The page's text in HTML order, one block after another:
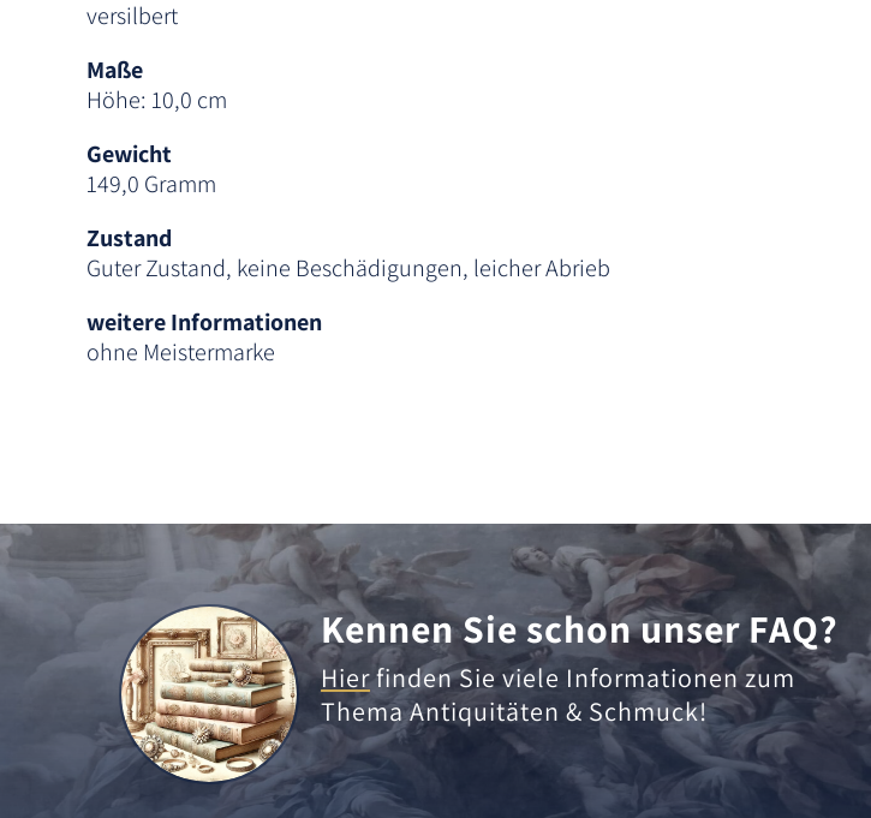
versilbert
Maße
Höhe: 10,0 cm
Gewicht
149,0 Gramm
Zustand
Guter Zustand, keine Beschädigungen, leicher Abrieb
weitere Informationen
ohne Meistermarke
Kennen Sie schon unser FAQ?
Hierfinden Sie viele Informationen zum
Thema Antiquitäten & Schmuck!